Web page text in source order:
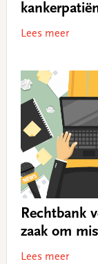
Lees meer
Rechtbank
zaak om
Lees meer